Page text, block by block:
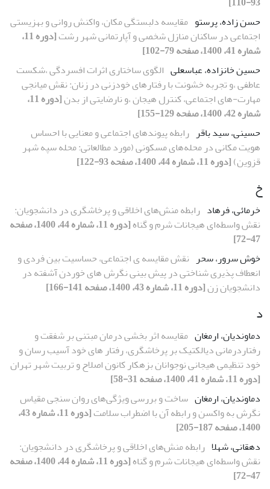
حسن زاده، پرستو مقایسه دلبستگی مکان، واکنش روانی و بهزیستی
اجتماعی در ساکنان منازل شخصی و آپارتمانی شهر رشت
[دوره 11،
شماره 41، 1400، صفحه 79-102]
حسین خانزاده، عباسعلی الگوی ساختاری اثرات افسردگی ،شکست
عاطفی ،و تجربه خشونت با رفتارهای خودزنی در زنان: نقش میانجی
مهارت-های اجتماعی، کنترل هیجان ،و نارضایتی از بدن
[دوره 11،
شماره 42، 1400، صفحه 129-155]
حسینی، سید باقر رابطه پیوندهای اجتماعی و معنایی با احساس
هویت مکانی در محله‌های مسکونی (مورد مطالعاتی: محله سپه شهر
قزوین)[دوره 11، شماره 44، 1400، صفحه 93-122]
خ
خرمائی، فرهاد رابطه منش‌های اخلاقی و پرخاشگری در دانشجویان:
نقش واسطه‌ای هیجانات شرم و گناه
[دوره 11، شماره 44، 1400، صفحه
47-72]
خوش سرور، سحر نقش مقایسه ی اجتماعی، حساسیت بین فردی و
انعطاف پذیری شناختی در پیش بینی نگرش های خوردن آشفته در
دانشجویان زن[دوره 11، شماره 43، 1400، صفحه 141-166]
د
دماوندیان، ارمغان مقایسه اثر بخشی درمان مبتنی بر شفقت و
رفتاردرمانی دیالکتیک بر پرخاشگری، رفتار های خود آسیب رسان و
خود تنظیمی هیجانی نوجوانان بزهکار کانون اصلاح و تربیت شهر تهران
[دوره 11، شماره 41، 1400، صفحه 31-58]
دماوندیان، ارمغان ساخت و بررسی ویژگی‌های روان سنجی مقیاس
نگرش به واکسن و رابطه آن با اضطراب سلامت
[دوره 11، شماره 43،
1400، صفحه 187-205]
دهقانی، شهلا رابطه منش‌های اخلاقی و پرخاشگری در دانشجویان:
نقش واسطه‌ای هیجانات شرم و گناه
[دوره 11، شماره 44، 1400، صفحه
47-72]